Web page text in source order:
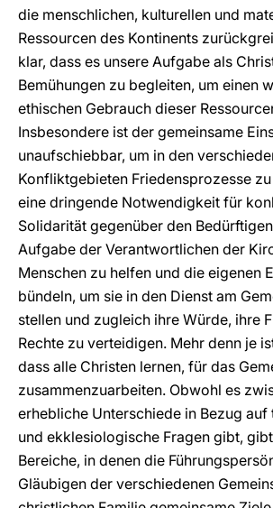
die menschlichen, kulturellen und
Ressourcen des Kontinents
klar, dass es unsere Aufgabe als
Bemühungen zu begleiten, um einen
ethischen Gebrauch dieser
Insbesondere ist der gemeinsame
unaufschiebbar, um in den
Konfliktgebieten Friedensprozesse
eine dringende Notwendigkeit für
Solidarität gegenüber den
Aufgabe der Verantwortlichen der
Menschen zu helfen und die eigenen
bündeln, um sie in den Dienst am
stellen und zugleich ihre Würde, ihre
Rechte zu verteidigen. Mehr denn je
dass alle Christen lernen, für das
zusammenzuarbeiten. Obwohl es
erhebliche Unterschiede in Bezug
und ekklesiologische Fragen gibt,
Bereiche, in denen die
Gläubigen der verschiedenen